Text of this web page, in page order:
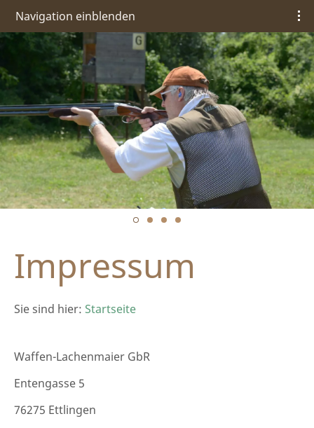
Navigation einblenden
Impressum
Sie sind hier: Startseite
Waffen-Lachenmaier GbR
Entengasse 5
76275 Ettlingen